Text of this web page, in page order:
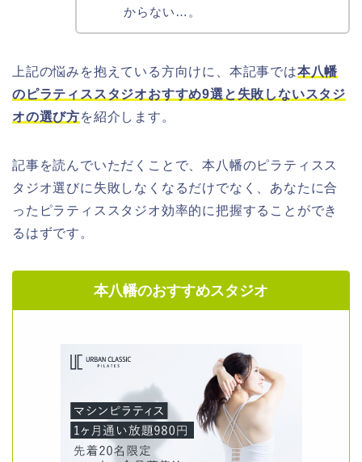
からない…。
上記の悩みを抱えている方向けに、本記事では本八幡
のピラティススタジオおすすめ9選と失敗しないスタジ
オの選び方を紹介します。
記事を読んでいただくことで、本八幡のピラティスス
タジオ選びに失敗しなくなるだけでなく、あなたに合
ったピラティススタジオ効率的に把握することができ
るはずです。
本八幡のおすすめスタジオ